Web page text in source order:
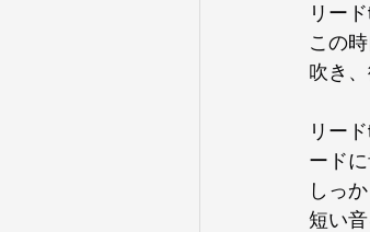
膝打ちポイント
ウォー
リー
この
吹き
リー
ード
しっ
短い